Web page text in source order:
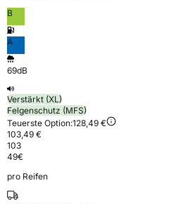
B
A
69dB
Verstärkt (XL)
Felgenschutz (MFS)
Teuerste Option:128,49 €
103,49 €
103
49€
pro Reifen